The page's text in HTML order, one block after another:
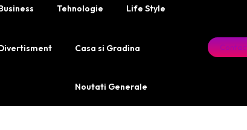
Tehnologie Life Style
Casa si Gradina
Noutati Generale